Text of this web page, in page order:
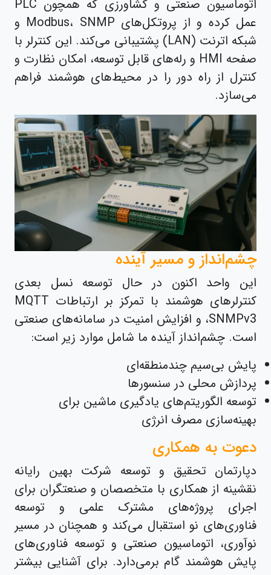
اتوماسیون صنعتی و کشاورزی که همچون PLC
عمل کرده و از پروتکل‌های Modbus، SNMP و
شبکه اترنت (LAN) پشتیبانی می‌کند. این کنترلر با
صفحه HMI و رله‌های قابل توسعه، امکان نظارت و
کنترل از راه دور را در محیط‌های هوشمند فراهم
می‌سازد.
چشم‌انداز و مسیر آینده
این واحد اکنون در حال توسعه نسل بعدی
کنترلرهای هوشمند با تمرکز بر ارتباطات MQTT
،SNMPv3 و افزایش امنیت در سامانه‌های صنعتی
است. چشم‌انداز آینده ما شامل موارد زیر است:
پایش بی‌سیم چندمنطقه‌ای
پردازش محلی در سنسورها
توسعه الگوریتم‌های یادگیری ماشین برای
بهینه‌سازی مصرف انرژی
دعوت به همکاری
دپارتمان تحقیق و توسعه شرکت بهین رایانه
نقشینه از همکاری با متخصصان و صنعتگران برای
اجرای پروژه‌های مشترک علمی و توسعه
فناوری‌های نو استقبال می‌کند و همچنان در مسیر
نوآوری، اتوماسیون صنعتی و توسعه فناوری‌های
پایش هوشمند گام برمی‌دارد. برای آشنایی بیشتر